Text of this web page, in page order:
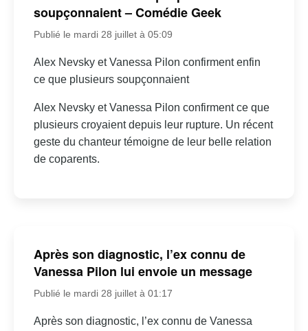
soupçonnaient – Comédie Geek
Publié le mardi 28 juillet à 05:09
Alex Nevsky et Vanessa Pilon confirment enfin
ce que plusieurs soupçonnaient
Alex Nevsky et Vanessa Pilon confirment ce que
plusieurs croyaient depuis leur rupture. Un récent
geste du chanteur témoigne de leur belle relation
de coparents.
Après son diagnostic, l’ex connu de
Vanessa Pilon lui envoie un message
Publié le mardi 28 juillet à 01:17
Après son diagnostic, l’ex connu de Vanessa